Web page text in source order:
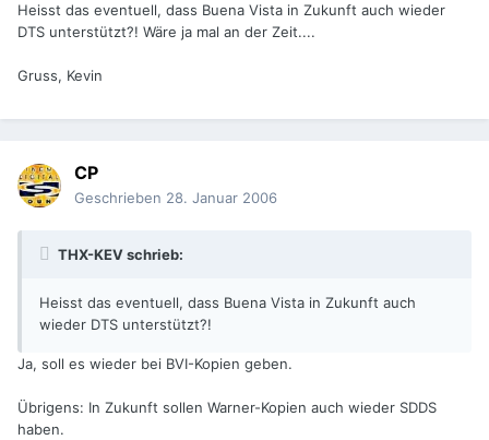
Heisst das eventuell, dass Buena Vista in Zukunft auch wieder
DTS unterstützt?! Wäre ja mal an der Zeit....
Gruss, Kevin
CP
Geschrieben 28. Januar 2006
THX-KEV schrieb:
Heisst das eventuell, dass Buena Vista in Zukunft auch
wieder DTS unterstützt?!
Ja, soll es wieder bei BVI-Kopien geben.
Übrigens: In Zukunft sollen Warner-Kopien auch wieder SDDS
haben.